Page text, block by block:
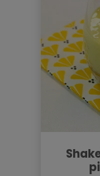
shake mleczny o smaku